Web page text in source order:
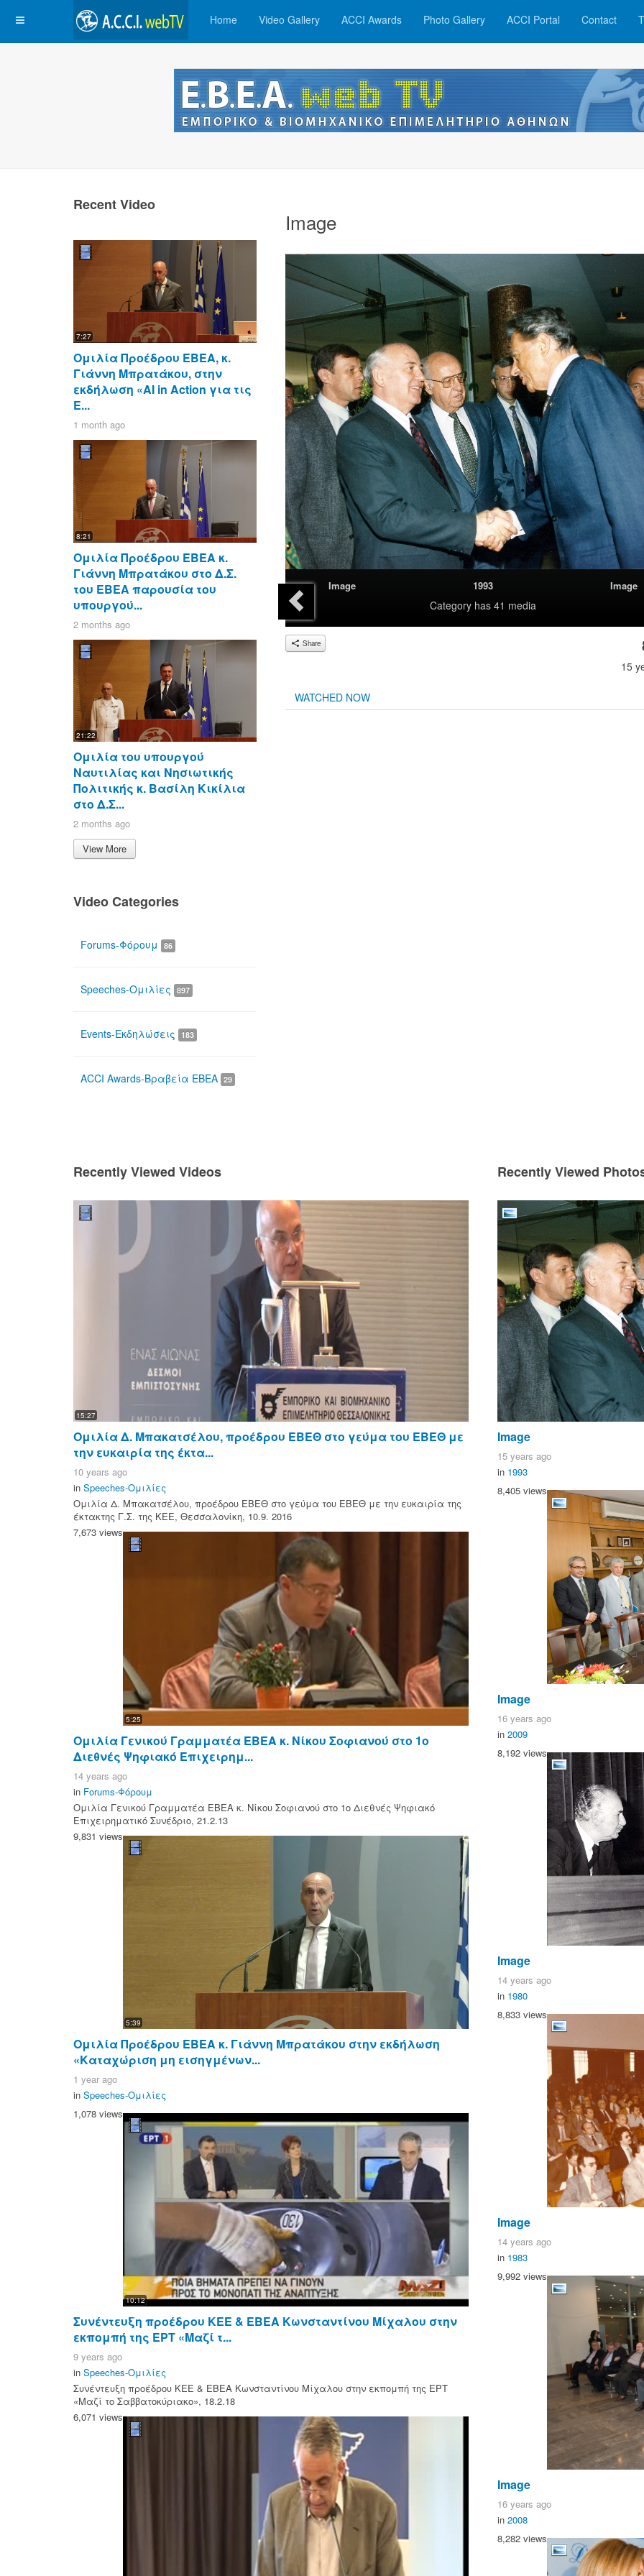
Home Video Gallery ACCI Awards Photo Gallery ACCI Portal Contact
Image
Image 1993
Categoryhas 41 media
Image
Share
15
WATCHED NOW
Recent Video
7:27
Ομιλία Προέδρου ΕΒΕΑ, κ.
Γιάννη Μπρατάκου, στην
εκδήλωση «AI in Action για τις
Ε...
1 month ago
8:21
Ομιλία Προέδρου ΕΒΕΑ κ.
Γιάννη Μπρατάκου στο Δ.Σ.
του ΕΒΕΑ παρουσία του
υπουργού...
2 months ago
21:22
Ομιλία του υπουργού
Ναυτιλίας και Νησιωτικής
Πολιτικής κ. Βασίλη Κικίλια
στο Δ.Σ...
2 months ago
View More
Video Categories
Forums-Φόρουμ 86
Speeches-Ομιλίες 897
Events-Εκδηλώσεις 183
ACCI Awards-Βραβεία ΕΒΕΑ 29
Recently Viewed Videos
15:27
Ομιλία Δ. Μπακατσέλου, προέδρου ΕΒΕΘ στο γεύμα του ΕΒΕΘ με
την ευκαιρία της έκτα...
10 years ago
in Speeches-Ομιλίες
Ομιλία Δ. Μπακατσέλου, προέδρου ΕΒΕΘ στο γεύμα του ΕΒΕΘ με την ευκαιρία της
έκτακτης Γ.Σ. της ΚΕΕ, Θεσσαλονίκη, 10.9. 2016
7,673 views
5:25
Ομιλία Γενικού Γραμματέα ΕΒΕΑ κ. Νίκου Σοφιανού στο 1ο
Διεθνές Ψηφιακό Επιχειρημ...
14 years ago
in Forums-Φόρουμ
Ομιλία Γενικού Γραμματέα ΕΒΕΑ κ. Νίκου Σοφιανού στο 1ο Διεθνές Ψηφιακό
Επιχειρηματικό Συνέδριο, 21.2.13
9,831 views
5:39
Ομιλία Προέδρου ΕΒΕΑ κ. Γιάννη Μπρατάκου στην εκδήλωση
«Καταχώριση μη εισηγμένων...
1 year ago
in Speeches-Ομιλίες
1,078 views
10:12
Συνέντευξη προέδρου ΚΕΕ & ΕΒΕΑ Κωνσταντίνου Μίχαλου στην
εκπομπή της ΕΡΤ «Μαζί τ...
9 years ago
in Speeches-Ομιλίες
Συνέντευξη προέδρου ΚΕΕ & ΕΒΕΑ Κωνσταντίνου Μίχαλου στην εκπομπή της ΕΡΤ
«Μαζί το Σαββατοκύριακο», 18.2.18
6,071 views
Recently Viewed
Image
15 years ago
in 1993
8,405 views
Image
16 years ago
in 2009
8,192 views
Image
14 years ago
in 1980
8,833 views
Image
14 years ago
in 1983
9,992 views
Image
16 years ago
in 2008
8,282 views